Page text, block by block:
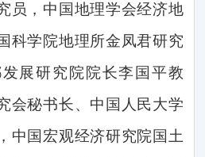
员，中国地理学会经济地
科学院地理所金凤君研究
展研究院院长李国平教
会秘书长、中国人民大学
中国宏观经济研究院国土